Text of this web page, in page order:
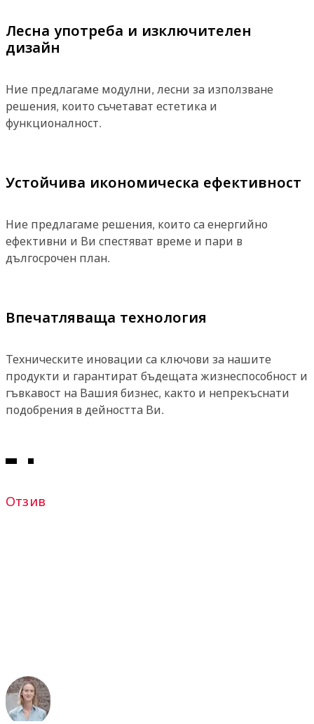
Лесна употреба и изключителен
дизайн
Ние предлагаме модулни, лесни за използване
решения, които съчетават естетика и
функционалност.
Устойчива икономическа ефективност
Ние предлагаме решения, които са енергийно
ефективни и Ви спестяват време и пари в
дългосрочен план.
Впечатляваща технология
Техническите иновации са ключови за нашите
продукти и гарантират бъдещата жизнеспособност и
гъвкавост на Вашия бизнес, както и непрекъснати
подобрения в дейността Ви.
Отзив